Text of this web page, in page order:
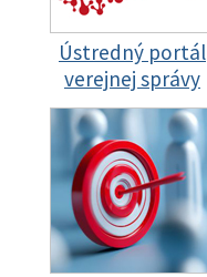
Ústredný portál
verejnej správy